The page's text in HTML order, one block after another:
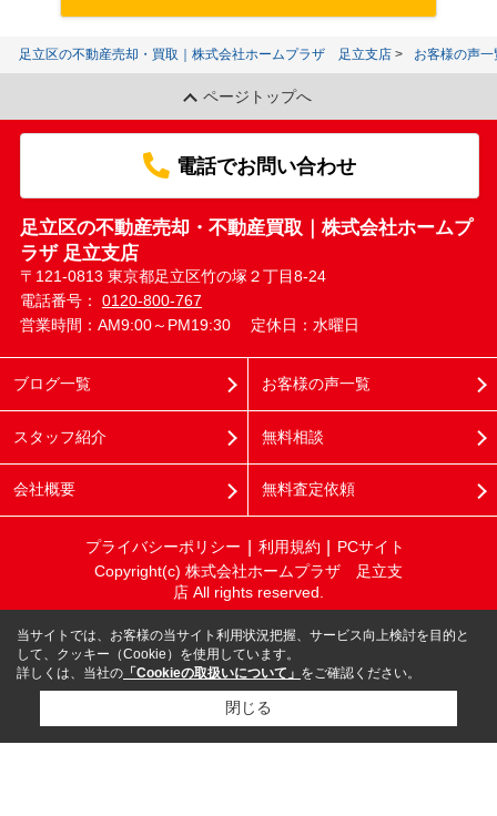
足立区の不動産売却・買取｜株式会社ホームプラザ 足立支店 お客様の声一
ページトップへ
電話でお問い合わせ
足立区の不動産売却・不動産買取｜株式会社ホームプ
ラザ 足立支店
〒121-0813 東京都足立区竹の塚２丁目8-24
電話番号： 0120-800-767
営業時間：AM9:00～PM19:30
定休日：水曜日
ブログ一覧
スタッフ紹介
会社概要
お客様の声一覧
無料相談
無料査定依頼
プライバシーポリシー 利用規約
PCサイト
Copyright(c) 株式会社ホームプラザ 足立支
店 All rights reserved.
当サイトでは、お客様の当サイト利用状況把握、サービス向上検討を目的と
して、クッキー（Cookie）を使用しています。
詳しくは、当社の 「Cookieの取扱いについて」 をご確認ください。
閉じる